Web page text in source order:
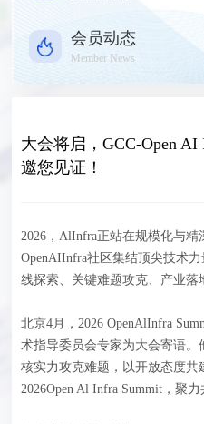
会员动态
Member News
大会将启，GCC-Open
邀您见证！
2026，AlInfra正站在规模化与精
OpenAIInfra社区集结顶尖技术
线探索、关键难题攻克、产业落
北京4月，2026 OpenAlInfra
术指导委员会专家为大会寄语
核实力攻克难题，以开放态度
2026Open Al Infra Summit，聚